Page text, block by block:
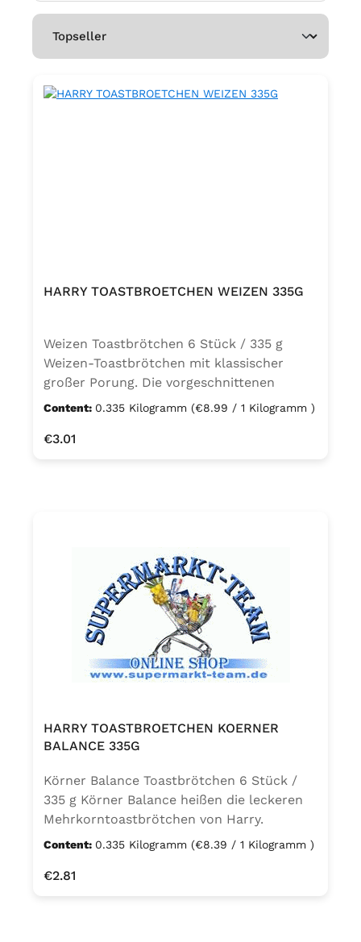
HARRY TOASTBROETCHEN WEIZEN 335G
Weizen Toastbrötchen 6 Stück / 335 g
Weizen-Toastbrötchen mit klassischer
großer Porung. Die vorgeschnittenen
Hälften werden im Toaster goldbraun und
Brötchenhälften einzeln oder als
Guarkernmehl, Traubenzucker, Emulgator
Natriumstearoyl-2-lactylat 1),
Säuerungsmittel Citronensäure. 1)
pflanzlicher Ursprung Kann Spuren von EI,
SOJA, MILCH, SESAM und LUPINE
Content: 0.335 Kilogramm (€8.99 / 1 Kilogramm )
Regular price:
€3.01
HARRY TOASTBROETCHEN KOERNER
BALANCE 335G
Körner Balance Toastbrötchen 6 Stück /
335 g Körner Balance heißen die leckeren
Mehrkorntoastbrötchen von Harry.
Getreideflocken, Sonnenblumenkerne und
und machen sie zu einer Ballaststoffquelle.
Content: 0.335 Kilogramm (€8.39 / 1 Kilogramm )
Regular price:
€2.81